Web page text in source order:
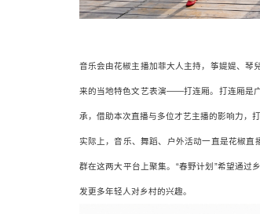
音乐会由花椒主播加菲大人主持，筝媞媞、琴
来的当地特色文艺表演——打连厢。打连厢是
承，借助本次直播与多位才艺主播的影响力，
实际上，音乐、舞蹈、户外活动一直是花椒
群在这两大平台上聚集。“春野计划”希望通过
发更多年轻人对乡村的兴趣。